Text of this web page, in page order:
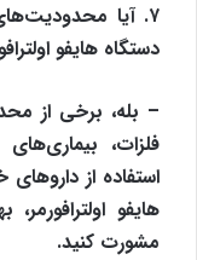
۷. آیا
دستگاه هایفو
– بله، برخی از
فلزات،
استفاده از
هایفو
مشورت کنید.